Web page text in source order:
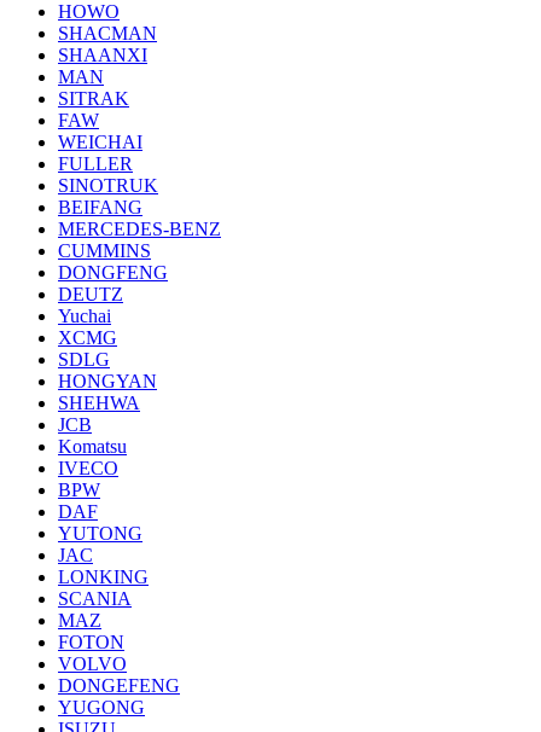
HOWO
SHACMAN
SHAANXI
MAN
SITRAK
FAW
WEICHAI
FULLER
SINOTRUK
BEIFANG
MERCEDES-BENZ
CUMMINS
DONGFENG
DEUTZ
Yuchai
XCMG
SDLG
HONGYAN
SHEHWA
JCB
Komatsu
IVECO
BPW
DAF
YUTONG
JAC
LONKING
SCANIA
MAZ
FOTON
VOLVO
DONGEFENG
YUGONG